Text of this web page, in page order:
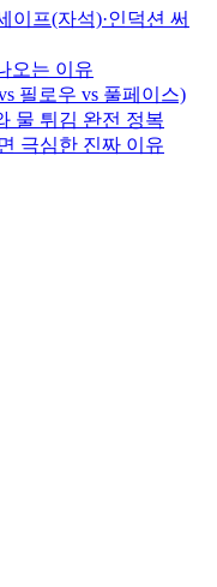
이프(자석)·인덕션 써
오는 이유
필로우 vs 풀페이스)
물 튀김 완전 정복
극심한 진짜 이유